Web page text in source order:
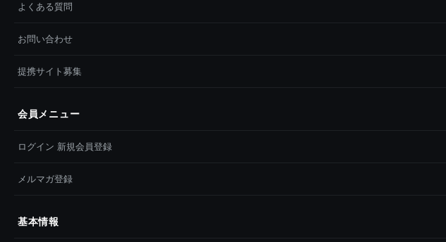
よくある質問
お問い合わせ
提携サイト募集
会員メニュー
ログイン 新規会員登録
メルマガ登録
基本情報